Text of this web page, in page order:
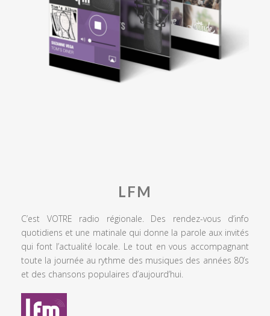
LFM
C’est VOTRE radio régionale. Des rendez-vous d’info
quotidiens et une matinale qui donne la parole aux invités
qui font l’actualité locale. Le tout en vous accompagnant
toute la journée au rythme des musiques des années 80’s
et des chansons populaires d’aujourd’hui.